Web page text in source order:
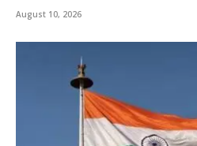
August 10, 2026